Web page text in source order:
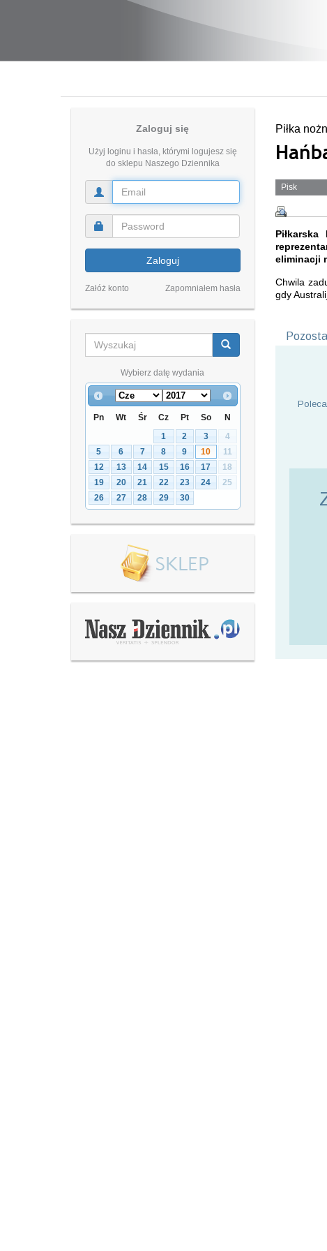
Zaloguj się
Użyj loginu i hasła, którymi logujesz się
do sklepu Naszego Dziennika
Zaloguj
Załóż konto Zapomniałem hasła
Wybierz datę wydania
Pn Wt Śr Cz Pt So
N
1
2 3
4
5
6 7 8 9 10
11
12
13 14 15 16 17
18
19
20 21 22 23 24
25
26
27 28 29 30
Piłka
Pisk
eliminacji
Chwila
gdy